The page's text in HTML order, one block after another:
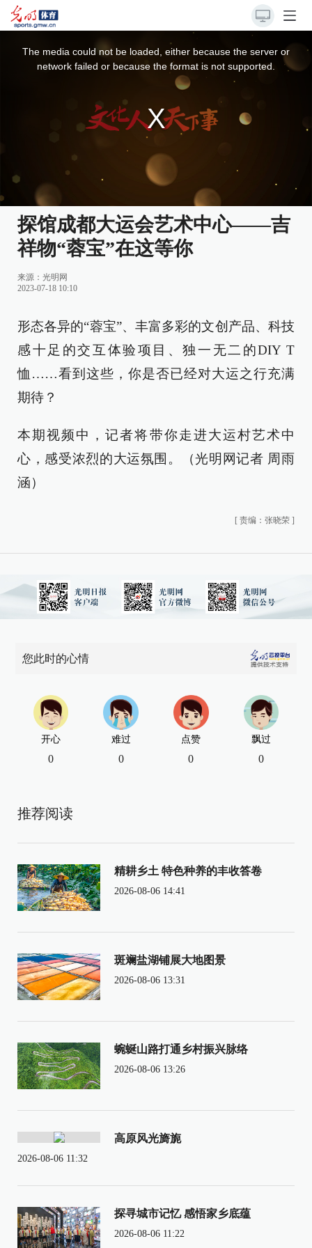
The media could not be loaded, either because the server or
network failed or because the format is not supported.
探馆成都大运会艺术中心——吉
祥物“蓉宝”在这等你
来源： 光明网
2023-07-18 10:10
形态各异的“蓉宝”、丰富多彩的文创产品、科技
感十足的交互体验项目、独一无二的DIY T
恤……看到这些，你是否已经对大运之行充满
期待？
本期视频中，记者将带你走进大运村艺术中
心，感受浓烈的大运氛围。（光明网记者 周雨
涵）
[ 责编：张晓荣 ]
您此时的心情
开心
0
难过
0
点赞
0
飘过
0
推荐阅读
精耕乡土 特色种养的丰收答卷
2026-08-06 14:41
斑斓盐湖铺展大地图景
2026-08-06 13:31
蜿蜒山路打通乡村振兴脉络
2026-08-06 13:26
高原风光旖旎
2026-08-06 11:32
探寻城市记忆 感悟家乡底蕴
2026-08-06 11:22